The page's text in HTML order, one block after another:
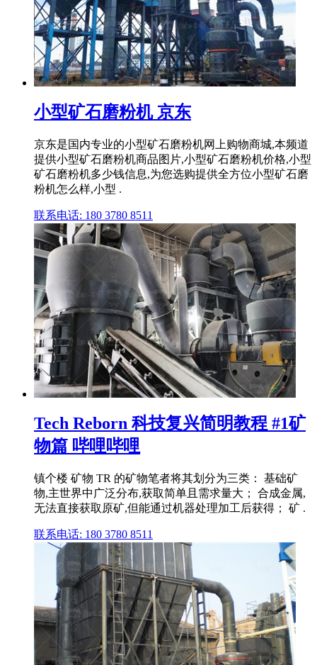
小型矿石磨粉机 京东
京东是国内专业的小型矿石磨粉机网上购物商城,本频道
提供小型矿石磨粉机商品图片,小型矿石磨粉机价格,小型
矿石磨粉机多少钱信息,为您选购提供全方位小型矿石磨
粉机怎么样,小型 .
联系电话: 180 3780 8511
Tech Reborn 科技复兴简明教程 #1矿
物篇 哔哩哔哩
镇个楼 矿物 TR 的矿物笔者将其划分为三类： 基础矿
物,主世界中广泛分布,获取简单且需求量大； 合成金属,
无法直接获取原矿,但能通过机器处理加工后获得； 矿 .
联系电话: 180 3780 8511